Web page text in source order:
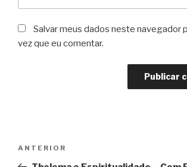
Salvar meus dados neste navegador
vez que eu comentar.
Post
anterior
ANTERIOR